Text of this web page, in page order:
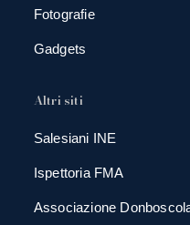
Fotografie
Gadgets
Altri siti
Salesiani INE
Ispettoria FMA
Associazione